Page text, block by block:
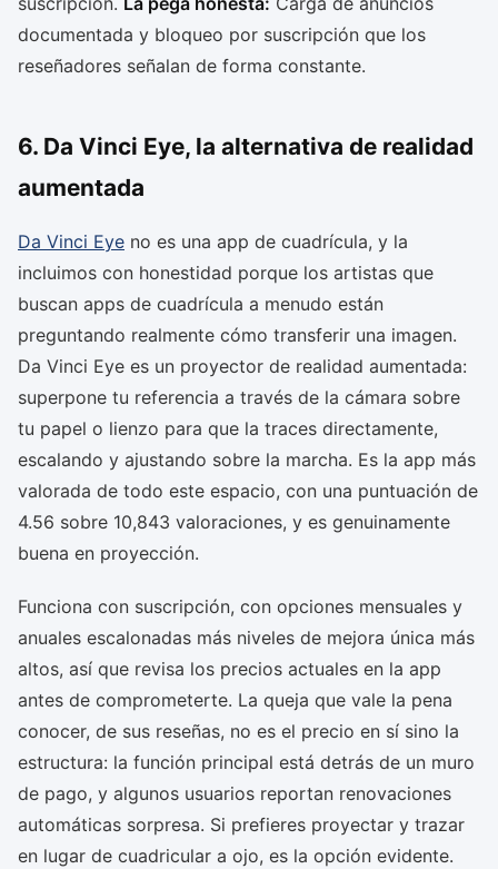
documentada y bloqueo por suscripción que los
reseñadores señalan de forma constante.
6. Da Vinci Eye, la alternativa de realidad
aumentada
Da Vinci Eye no es una app de cuadrícula, y la
incluimos con honestidad porque los artistas que
buscan apps de cuadrícula a menudo están
preguntando realmente cómo transferir una imagen.
Da Vinci Eye es un proyector de realidad aumentada:
superpone tu referencia a través de la cámara sobre
tu papel o lienzo para que la traces directamente,
escalando y ajustando sobre la marcha. Es la app más
valorada de todo este espacio, con una puntuación de
4.56 sobre 10,843 valoraciones, y es genuinamente
buena en proyección.
Funciona con suscripción, con opciones mensuales y
anuales escalonadas más niveles de mejora única más
altos, así que revisa los precios actuales en la app
antes de comprometerte. La queja que vale la pena
conocer, de sus reseñas, no es el precio en sí sino la
estructura: la función principal está detrás de un muro
de pago, y algunos usuarios reportan renovaciones
automáticas sorpresa. Si prefieres proyectar y trazar
en lugar de cuadricular a ojo, es la opción evidente.